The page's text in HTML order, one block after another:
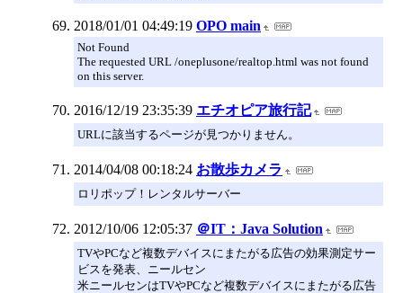
2018/01/01 04:49:19 OPO main
Not Found
The requested URL /oneplusone/realtop.html was not found
on this server.
2016/12/19 23:35:39 エチオピア旅行記
URLに該当するページが見つかりません。
2014/04/08 00:18:24 お散歩カメラ
ロリポップ！レンタルサーバー
2012/10/06 12:05:37 ＠IT：Java Solution
TVやPCなど複数デバイスにまたがる広告の効果測定サー
ビスを発表、ニールセン
米ニールセンはTVやPCなど複数デバイスにまたがる広告